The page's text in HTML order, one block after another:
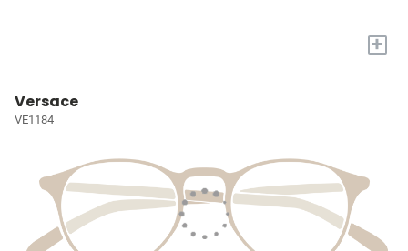
+
Versace
VE1184